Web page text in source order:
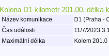
Kolona D1 kilometr 201.00, délka
Název komunikace
D1 (Praha -
Čas události
11/7/2023
Maximální délka
Kolem